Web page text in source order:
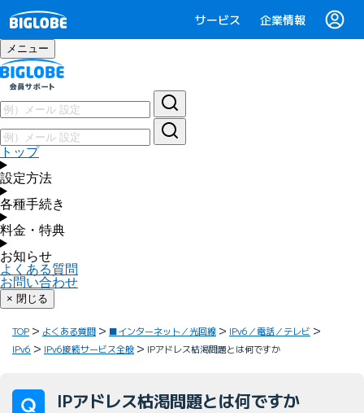
サービス 企業情報
メニュー
トップ
設定方法
各種手続き
料金・特典
お知らせ
よくある質問
お問い合わせ
× 閉じる
TOP よくある質問 ■インターネット／光回線
IPv6／電話／テレビ
IPv6
IPv6接続サービス全般 IPアドレス枯渇問題とは何ですか
IPアドレス枯渇問題とは何ですか